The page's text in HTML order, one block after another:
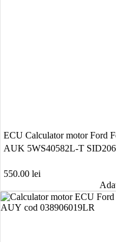
ECU Calculator motor Ford
AUK 5WS40582L-T SID206
550.00 lei